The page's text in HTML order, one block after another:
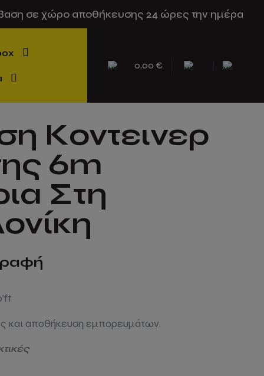
σε χώρο αποθήκευσης 24 ώρες την ημέρα
0,00 €
Κοντεινερ
6m
Στη
και αποθήκευση εμπορευμάτων.